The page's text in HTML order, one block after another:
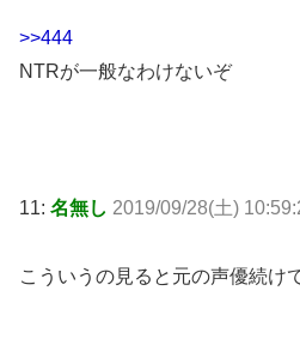
>>444
NTRが一般なわけないぞ
11: 名無し 2019/09/28(土)
こういうの見ると元の声優続け